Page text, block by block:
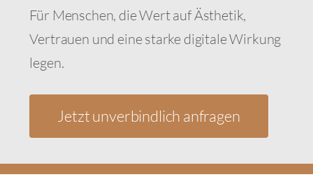
Für Menschen, die Wert auf Ästhetik,
Vertrauen und eine starke digitale Wirkung
legen.
Jetzt unverbindlich anfragen